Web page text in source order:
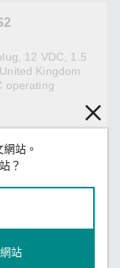
12 VDC, 1.5
Kingdom
operating
60 Hz)
站。
？
站